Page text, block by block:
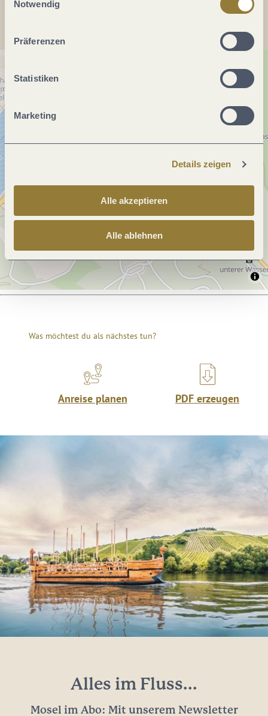
jederzeit widerrufen werden. Mit der Auswahl "Alle
ablehnen" kann es zu Beeinträchtigungen in der Nutzung
Notwendig
Präferenzen
Statistiken
Marketing
Details zeigen
Alle akzeptieren
Alle ablehnen
Was möchtest du als nächstes tun?
Anreise planen PDF erzeugen
Alles im Fluss...
Mosel im Abo: Mit unserem Newsletter